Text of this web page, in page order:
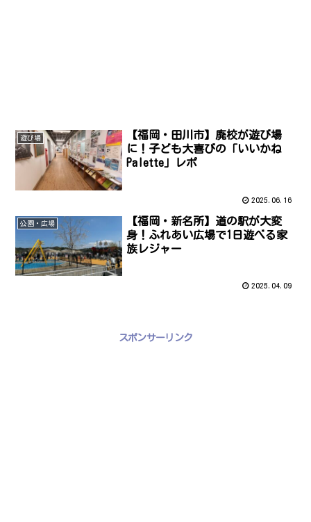
遊び場
【福岡・田川市】廃校が遊び場
に！子ども大喜びの「いいかね
Palette」レポ
2025.06.16
公園・広場
【福岡・新名所】道の駅が大変
身！ふれあい広場で1日遊べる家
族レジャー
2025.04.09
スポンサーリンク